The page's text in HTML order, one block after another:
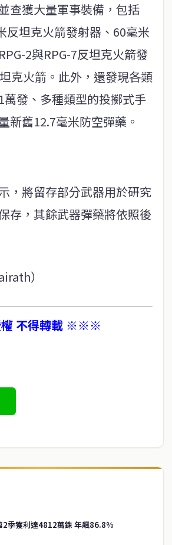
查獲大量軍事裝備，包括
反坦克火箭發射器、60毫米
2與RPG-7反坦克火箭發
克火箭。此外，還發現各類
萬發、多種類型的投擲式手
新舊12.7毫米防空彈藥。
，將留存部分武器用於研究
存，其餘武器彈藥將依照後
）
不得轉載 ※※※
2季獲利達4812萬銖 年飆86.8%